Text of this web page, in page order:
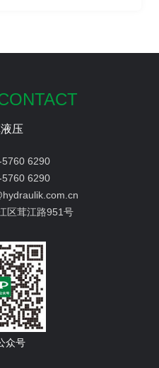
压
6290
6290
区茸江路951号
众号